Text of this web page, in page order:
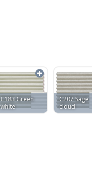
C183 Green
white
C207 Sage
cloud